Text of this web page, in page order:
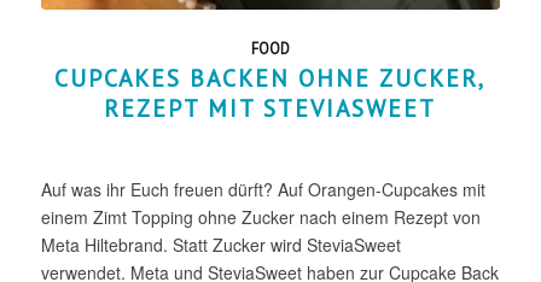
FOOD
CUPCAKES BACKEN OHNE ZUCKER,
REZEPT MIT STEVIASWEET
Auf was ihr Euch freuen dürft? Auf Orangen-Cupcakes mit
einem Zimt Topping ohne Zucker nach einem Rezept von
Meta Hiltebrand. Statt Zucker wird SteviaSweet
verwendet. Meta und SteviaSweet haben zur Cupcake Back